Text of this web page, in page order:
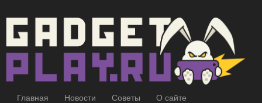
Главная Новости Советы О сайте